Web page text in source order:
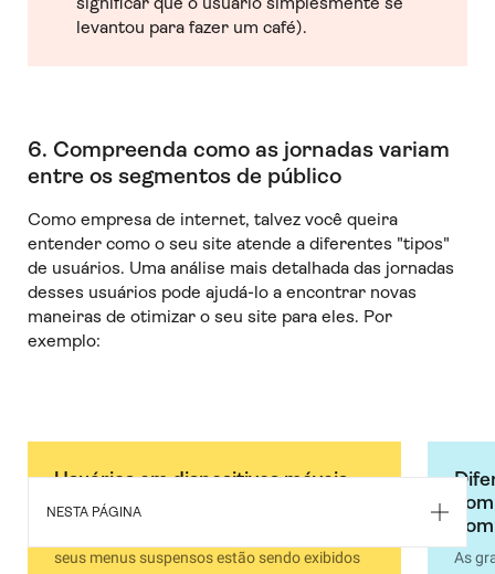
levantou para fazer um café).
6. Compreenda como as jornadas variam
entre os segmentos de público
Como empresa de internet, talvez você queira
entender como o seu site atende a diferentes "tipos"
de usuários. Uma análise mais detalhada das jornadas
desses usuários pode ajudá-lo a encontrar novas
maneiras de otimizar o seu site para eles. Por
exemplo:
Usuários em dispositivos móveis
vs. desktop
seus menus suspensos estão sendo exibidos
As
NESTA PÁGINA